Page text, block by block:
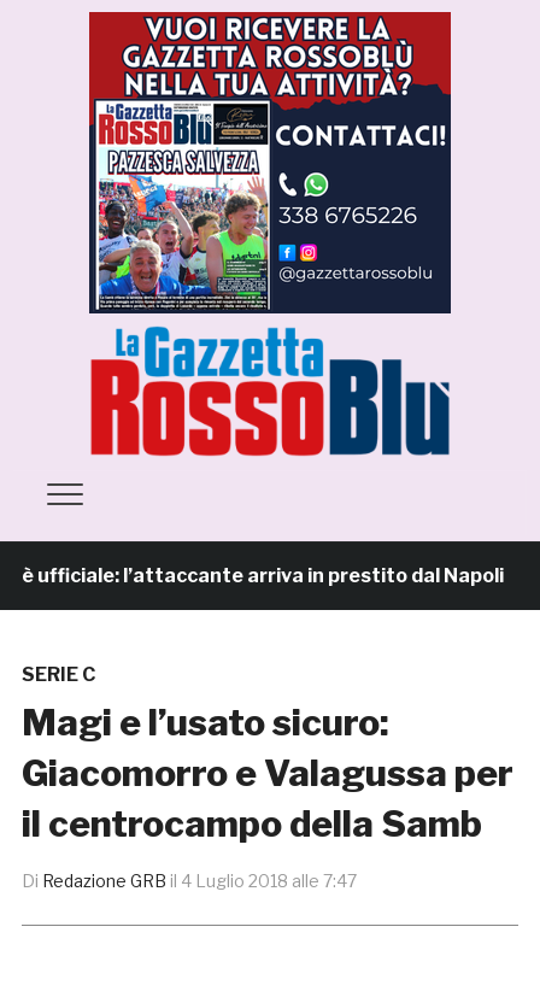
l’attaccante arriva in prestito dal Napoli
SERIE C
Magi e l’usato sicuro:
Giacomorro e Valagussa per
il centrocampo della Samb
Di Redazione GRB il 4 Luglio 2018 alle 7:47